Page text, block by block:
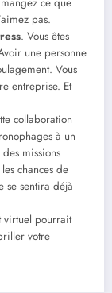
pas.
. Vous êtes
une personne
Vous
entreprise. Et
collaboration
à un
missions
chances de
se sentira déjà
virtuel pourrait
votre